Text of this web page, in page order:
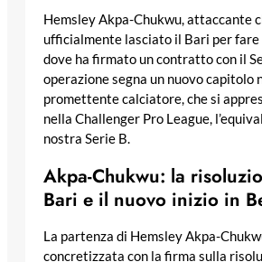
Hemsley Akpa-Chukwu, attaccante
ufficialmente lasciato il Bari per
dove ha firmato un contratto con il
operazione segna un nuovo capitolo
promettente calciatore, che si
nella Challenger Pro League,
nostra Serie B.
Akpa-Chukwu: la
Bari e il nuovo inizio in
La partenza di Hemsley Akpa-
concretizzata con la firma sulla